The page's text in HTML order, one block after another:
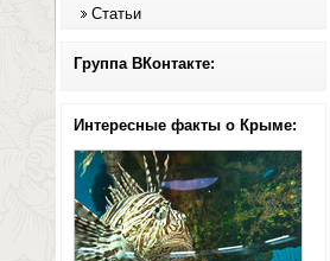
Статьи
Группа ВКонтакте:
Интересные факты о Крыме: